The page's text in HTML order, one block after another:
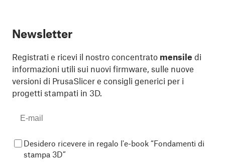
Newsletter
Registrati e ricevi il nostro concentrato mensile di
informazioni utili sui nuovi firmware, sulle nuove
versioni di PrusaSlicer e consigli generici per i
progetti stampati in 3D.
Desidero ricevere in regalo l'e-book “Fondamenti di
stampa 3D”